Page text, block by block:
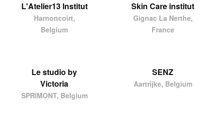
L'Atelier13 Institut
Harnoncoirt,
Belgium
Skin Care institut
Gignac La Nerthe,
France
Le studio by
Victoria
SPRIMONT, Belgium
SENZ
Aartrijke, Belgium